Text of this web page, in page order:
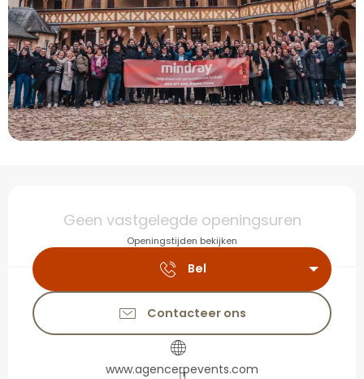
Openingstijden en
Geen vastgelegde openingsuren
Openingstijden bekijken
Bel
Contacteer ons
www.agencerpevents.com